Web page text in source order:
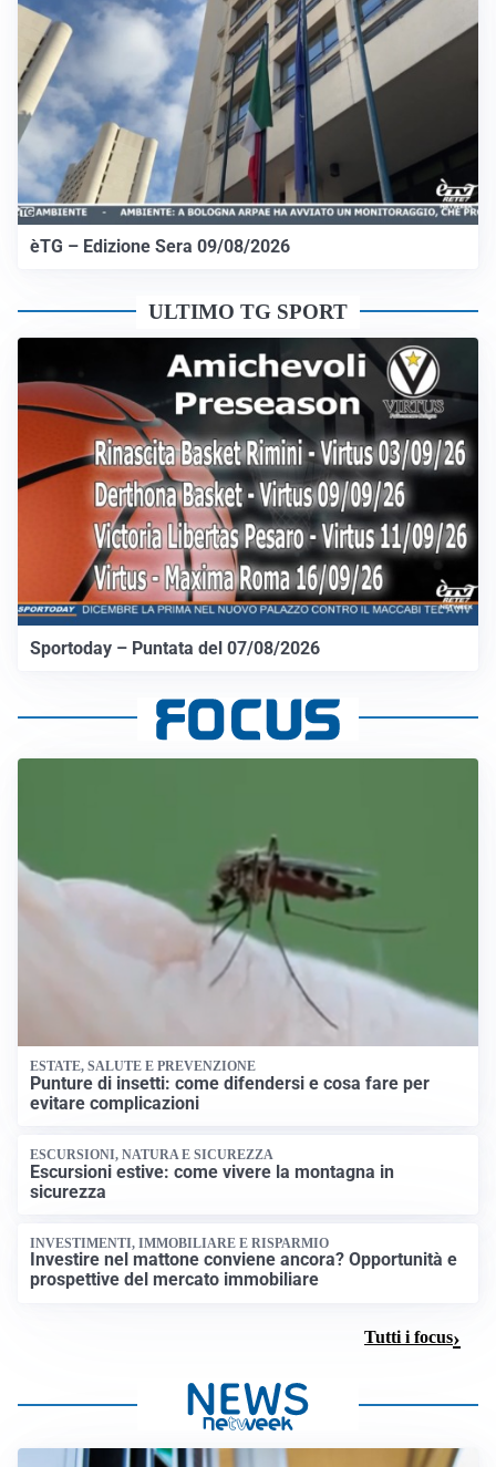
èTG – Edizione Sera 09/08/2026
ULTIMO TG SPORT
Sportoday – Puntata del 07/08/2026
ESTATE, SALUTE E PREVENZIONE
Punture di insetti: come difendersi e cosa fare per
evitare complicazioni
ESCURSIONI, NATURA E SICUREZZA
Escursioni estive: come vivere la montagna in
sicurezza
INVESTIMENTI, IMMOBILIARE E RISPARMIO
Investire nel mattone conviene ancora? Opportunità e
prospettive del mercato immobiliare
Tutti i focus